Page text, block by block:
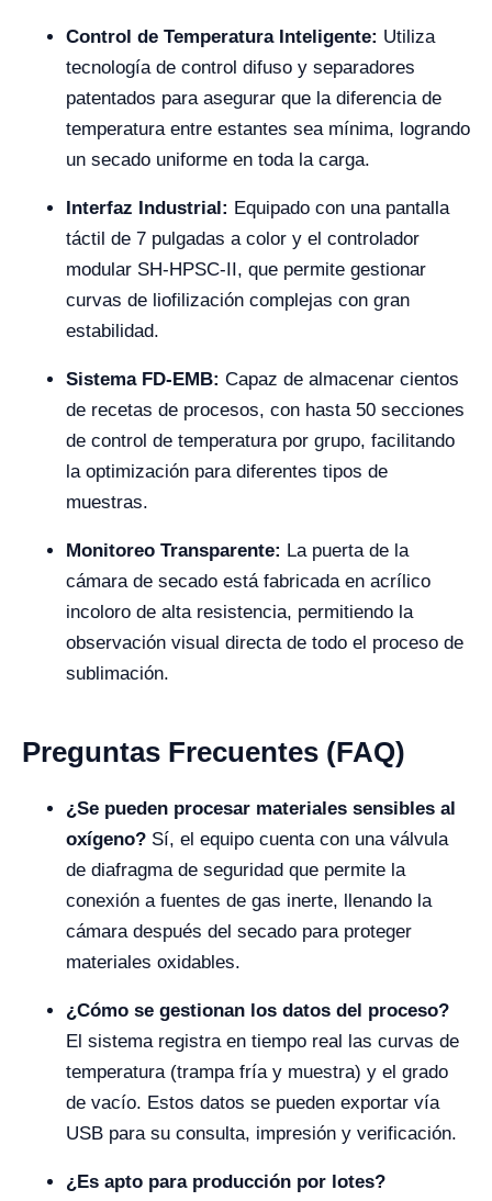
Control de Temperatura Inteligente: Utiliza
tecnología de control difuso y separadores
patentados para asegurar que la diferencia de
temperatura entre estantes sea mínima, logrando
un secado uniforme en toda la carga.
Interfaz Industrial: Equipado con una pantalla
táctil de 7 pulgadas a color y el controlador
modular SH-HPSC-II, que permite gestionar
curvas de liofilización complejas con gran
estabilidad.
Sistema FD-EMB: Capaz de almacenar cientos
de recetas de procesos, con hasta 50 secciones
de control de temperatura por grupo, facilitando
la optimización para diferentes tipos de
muestras.
Monitoreo Transparente: La puerta de la
cámara de secado está fabricada en acrílico
incoloro de alta resistencia, permitiendo la
observación visual directa de todo el proceso de
sublimación.
Preguntas Frecuentes (FAQ)
¿Se pueden procesar materiales sensibles al
oxígeno? Sí, el equipo cuenta con una válvula
de diafragma de seguridad que permite la
conexión a fuentes de gas inerte, llenando la
cámara después del secado para proteger
materiales oxidables.
¿Cómo se gestionan los datos del proceso?
El sistema registra en tiempo real las curvas de
temperatura (trampa fría y muestra) y el grado
de vacío. Estos datos se pueden exportar vía
USB para su consulta, impresión y verificación.
¿Es apto para producción por lotes?